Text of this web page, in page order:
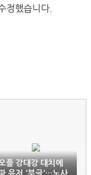
정했습니다.
플 강대강 대치에
유저 '부글'…노사